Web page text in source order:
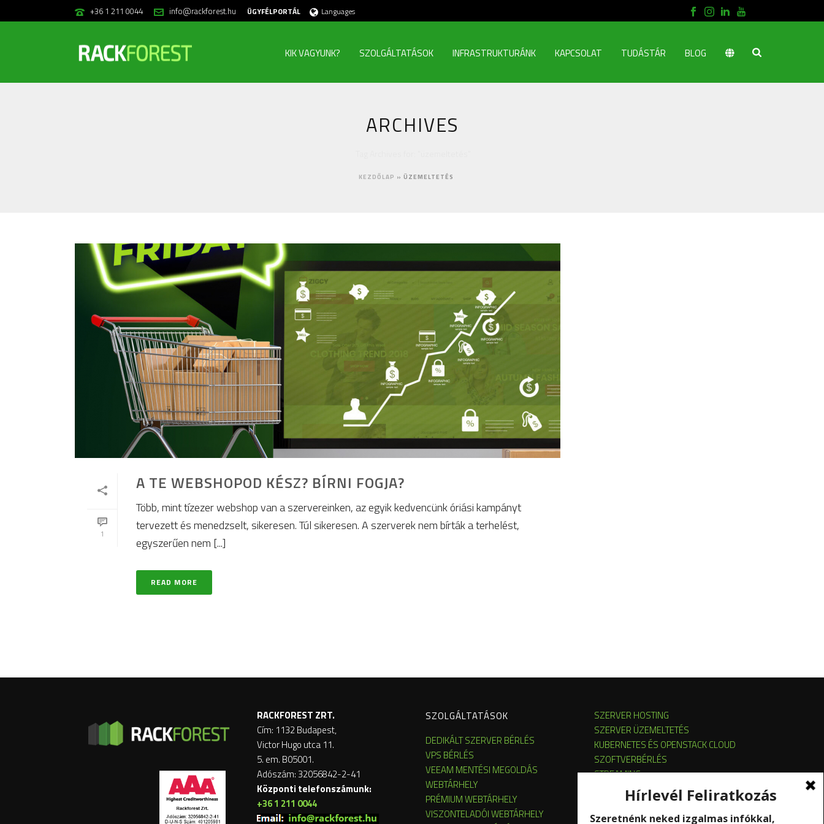
+36 1 211 0044 info@rackforest.hu ÜGYFÉLPORTÁL Languages
KIK VAGYUNK? SZOLGÁLTATÁSOK INFRASTRUKTURÁNK KAPCSOLAT TUDÁSTÁR BLOG
ARCHIVES
KEZDŐLAP » ÜZEMELTETÉS
1
A TE WEBSHOPOD KÉSZ? BÍRNI FOGJA?
Több, mint tízezer webshop van a szervereinken, az egyik kedvencünk óriási kampányt
tervezett és menedzselt, sikeresen. Túl sikeresen. A szerverek nem bírták a terhelést,
egyszerűen nem [...]
READ MORE
RACKFOREST ZRT.
Cím: 1132 Budapest,
Victor Hugo utca 11.
5. em. B05001.
Adószám: 32056842-2-41
Központi telefonszámunk:
+36 1 211 0044
SZOLGÁLTATÁSOK
DEDIKÁLT SZERVER BÉRLÉS
VPS BÉRLÉS
VEEAM MENTÉSI MEGOLDÁS
WEBTÁRHELY
PRÉMIUM WEBTÁRHELY
VISZONTELADÓI WEBTÁRHELY
SZERVER HOSTING
SZERVER ÜZEMELTETÉS
KUBERNETES ÉS OPENSTACK CLOUD
SZOFTVERBÉRLÉS
STREAMING